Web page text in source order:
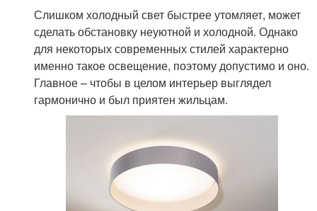
Слишком холодный свет быстрее утомляет, может
сделать обстановку неуютной и холодной. Однако
для некоторых современных стилей характерно
именно такое освещение, поэтому допустимо и оно.
Главное – чтобы в целом интерьер выглядел
гармонично и был приятен жильцам.